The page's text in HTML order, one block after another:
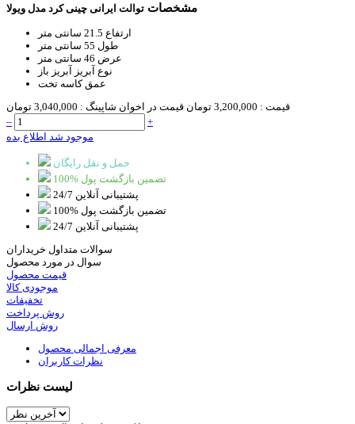
مشخصات توالت ایرانی چینی کرد مدل ویولا
ارتفاع 21.5 سانتی متر
طول 55 سانتی متر
عرض 46 سانتی متر
نوع آبریز آبریز باز
عمق کاسه تخت
قیمت : 3,200,000 تومان قیمت در اخوان شاپینگ : 3,040,000 تومان
–
+
موجود شد اطلاع بده
حمل و نقل رایگان
100% تضمین بازگشت پول
پشتیبانی آنلاین 24/7
100% تضمین بازگشت پول
پشتیبانی آنلاین 24/7
سوالات متداول خریداران
سوال در مورد محصول
قیمت محصول
موجودی کالا
تخفیفات
روش پرداخت
روش ارسال
معرفی اجمالی محصول
نظرات کاربران
لیست نظرات